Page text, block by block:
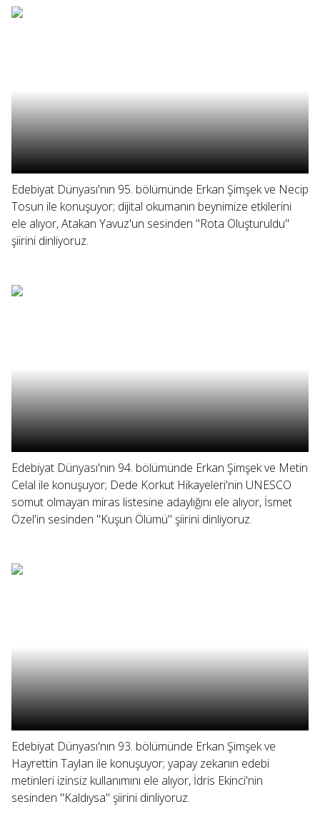
Edebiyat Dünyası'nın 95. bölümünde Erkan Şimşek ve Necip
Tosun ile konuşuyor; dijital okumanın beynimize etkilerini
ele alıyor, Atakan Yavuz'un sesinden "Rota Oluşturuldu"
şiirini dinliyoruz.
Edebiyat Dünyası'nın 94. bölümünde Erkan Şimşek ve Metin
Celal ile konuşuyor; Dede Korkut Hikayeleri'nin UNESCO
somut olmayan miras listesine adaylığını ele alıyor, İsmet
Özel'in sesinden "Kuşun Ölümü" şiirini dinliyoruz.
Edebiyat Dünyası'nın 93. bölümünde Erkan Şimşek ve
Hayrettin Taylan ile konuşuyor; yapay zekanın edebi
metinleri izinsiz kullanımını ele alıyor, İdris Ekinci'nin
sesinden "Kaldıysa" şiirini dinliyoruz.